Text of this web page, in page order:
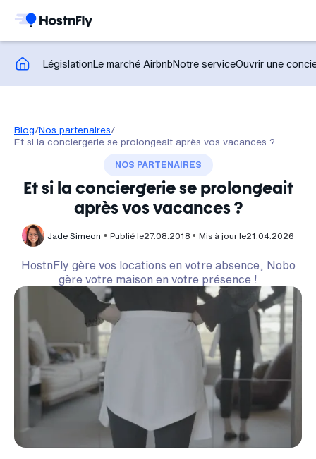
LégislationLe marché AirbnbNotre serviceOuvrir une
Blog/Nos partenaires/
Et si la conciergerie se prolongeait après vos vacances ?
NOS PARTENAIRES
Et si la conciergerie se prolongeait
après vos vacances ?
Jade Simeon Publié le27.08.2018 Mis à jour le21.04.2026
HostnFly gère vos locations en votre absence, Nobo
gère votre maison en votre présence !